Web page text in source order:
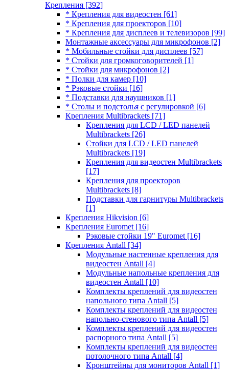
Крепления [392]
* Крепления для видеостен [61]
* Крепления для проекторов [10]
* Крепления для дисплеев и телевизоров [99]
Монтажные аксессуары для микрофонов [2]
* Мобильные стойки для дисплеев [57]
* Стойки для громкоговорителей [1]
* Стойки для микрофонов [2]
* Полки для камер [10]
* Рэковые стойки [16]
* Подставки для наушников [1]
* Столы и подстолья с регулировкой [6]
Крепления Multibrackets [71]
Крепления для LCD / LED панелей
Multibrackets [26]
Стойки для LCD / LED панелей
Multibrackets [19]
Крепления для видеостен Multibrackets
[17]
Крепления для проекторов
Multibrackets [8]
Подставки для гарнитуры Multibrackets
[1]
Крепления Hikvision [6]
Крепления Euromet [16]
Рэковые стойки 19" Euromet [16]
Крепления Antall [34]
Модульные настенные крепления для
видеостен Antall [4]
Модульные напольные крепления для
видеостен Antall [10]
Комплекты креплений для видеостен
напольного типа Antall [5]
Комплекты креплений для видеостен
напольно-стенового типа Antall [5]
Комплекты креплений для видеостен
распорного типа Antall [5]
Комплекты креплений для видеостен
потолочного типа Antall [4]
Кронштейны для мониторов Antall [1]